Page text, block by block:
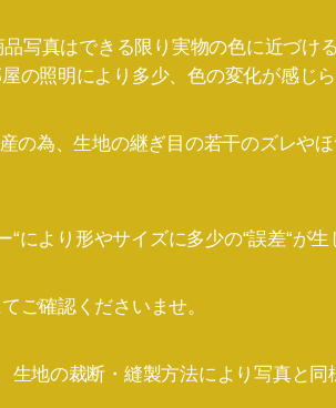
写真はできる限り実物の色に近づけ
の照明により多少、色の変化が感じ
の為、生地の継ぎ目の若干のズレや
“により形やサイズに多少の“誤差“が生
ご確認くださいませ。
地の裁断・縫製方法により写真と同